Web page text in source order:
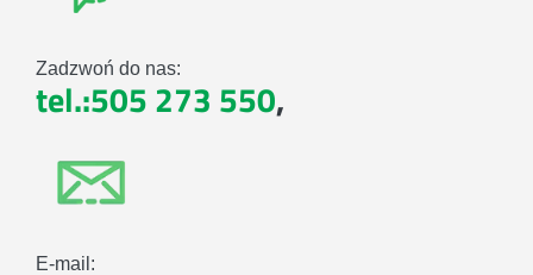
Zadzwoń do nas:
tel.:505 273 550,
E-mail: